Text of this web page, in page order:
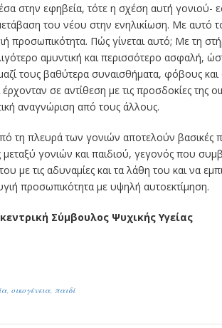
στην εφηβεία, τότε η σχέση αυτή γονιού-
του νέου στην ενηλικίωση. Με αυτό
προσωπικότητα. Πώς γίνεται αυτό; Με τη
αμυντική και περισσότερο ασφαλή,
τους βαθύτερα συναισθήματα, φόβους
έρχονταν σε αντίθεση με τις προσδοκίες της
αναγνώριση από τους άλλους.
τη πλευρά των γονιών αποτελούν βασικές
γονιών και παιδιού, γεγονός που
με τις αδυναμίες και τα λάθη του και να
προσωπικότητα με υψηλή αυτοεκτίμηση.
Σύμβουλος Ψυχικής Υγείας
οικογένεια παιδί